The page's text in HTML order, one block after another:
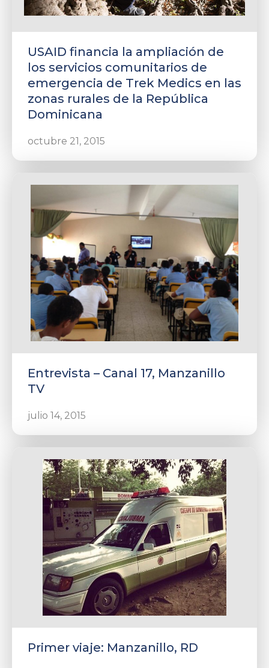
USAID financia la ampliación de
los servicios comunitarios de
emergencia de Trek Medics en las
zonas rurales de la República
Dominicana
octubre 21, 2015
Entrevista – Canal 17, Manzanillo
TV
julio 14, 2015
Primer viaje: Manzanillo, RD